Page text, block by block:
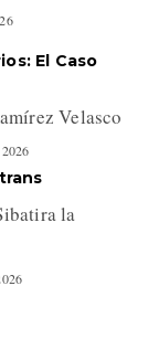
El Caso
Velasco
la